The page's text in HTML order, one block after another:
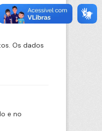
Os dados
e no